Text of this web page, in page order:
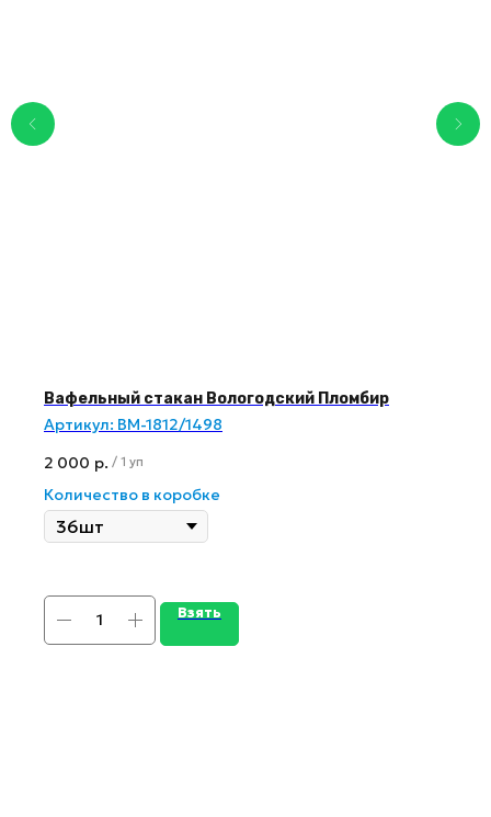
Вафельный стакан Вологодский Пломбир
Артикул: ВМ-1812/1498
2 000 р. / 1 уп
Количество в коробке
Взять